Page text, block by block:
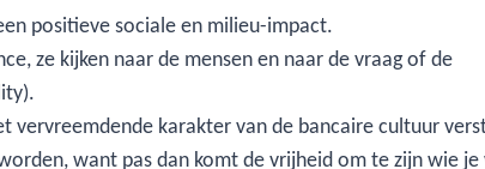
positieve sociale en milieu-impact.
ze kijken naar de mensen en naar de vraag of de
karakter van de bancaire cultuur
want pas dan komt de vrijheid om te zijn wie